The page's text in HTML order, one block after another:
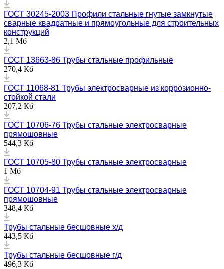
ГОСТ 30245-2003 Профили стальные гнутые замкнутые
сварные квадратные и прямоугольные для строительных
конструкций
2,1 Мб
ГОСТ 13663-86 Трубы стальные профильные
270,4 Кб
ГОСТ 11068-81 Трубы электросварные из коррозионно-
стойкой стали
207,2 Кб
ГОСТ 10706-76 Трубы стальные электросварные
прямошовные
544,3 Кб
ГОСТ 10705-80 Трубы стальные электросварные
1 Мб
ГОСТ 10704-91 Трубы стальные электросварные
прямошовные
348,4 Кб
Трубы стальные бесшовные х/д
443,5 Кб
Трубы стальные бесшовные г/д
496,3 Кб